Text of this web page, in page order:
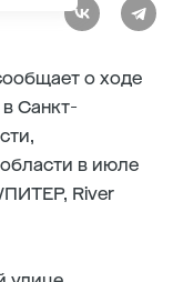
о ходе
Санкт-
в июле
River